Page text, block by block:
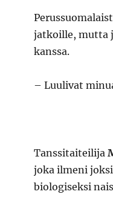
jatkoille, mutta
kanssa.
– Luulivat
Tanssitaiteilija
joka ilmeni
biologiseksi